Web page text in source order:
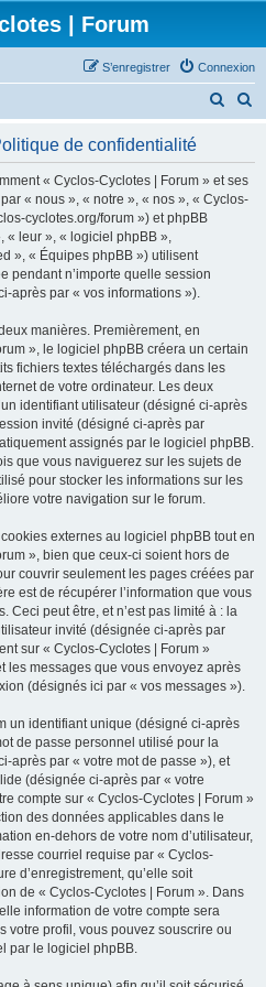
| Forum
Connexion
S’enregistrer
h
e
de confidentialité
« Cyclos-Cyclotes | Forum » et ses
« nous », « notre », « nos », « Cyclos-
cyclotes.org/forum ») et phpBB
« leur », « logiciel phpBB »,
», « Équipes phpBB ») utilisent
pendant n’importe quelle session
après par « vos informations »).
manières. Premièrement, en
», le logiciel phpBB créera un certain
fichiers textes téléchargés dans les
de votre ordinateur. Les deux
identifiant utilisateur (désigné ci-après
invité (désigné ci-après par
assignés par le logiciel phpBB.
que vous naviguerez sur les sujets de
pour stocker les informations sur les
votre navigation sur le forum.
externes au logiciel phpBB tout en
», bien que ceux-ci soient hors de
couvrir seulement les pages créées par
est de récupérer l’information que vous
Ceci peut être, et n’est pas limité à : la
invité (désignée ci-après par
sur « Cyclos-Cyclotes | Forum »
les messages que vous envoyez après
(désignés ici par « vos messages »).
un identifiant unique (désigné ci-après
de passe personnel utilisé pour la
après par « votre mot de passe »), et
(désignée ci-après par « votre
compte sur « Cyclos-Cyclotes | Forum »
des données applicables dans le
en-dehors de votre nom d’utilisateur,
courriel requise par « Cyclos-
d’enregistrement, qu’elle soit
de « Cyclos-Cyclotes | Forum ». Dans
information de votre compte sera
votre profil, vous pouvez souscrire ou
par le logiciel phpBB.